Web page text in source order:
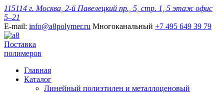
115114 г. Москва, 2-й Павелецкий пр., 5, стр. 1, 5 этаж офис
5–21
E-mail: info@a8polymer.ru Многоканальный +7 495 649 39 79
Поставка
полимеров
Главная
Каталог
Линейный полиэтилен и металлоценовый